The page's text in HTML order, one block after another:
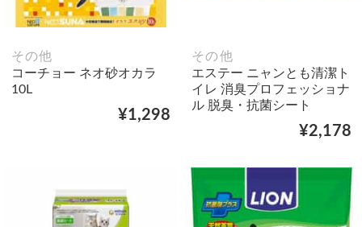
その他
コーチョー ネオ砂オカラ
10L
¥1,298
その他
エステー ニャンとも清潔ト
イレ 消臭プロフェッショナ
ル 脱臭・抗菌シート
¥2,178